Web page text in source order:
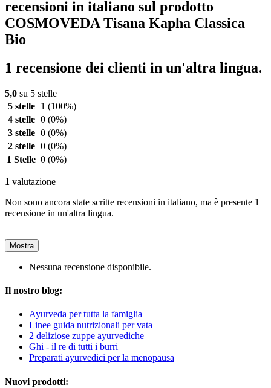
recensioni in italiano sul prodotto
COSMOVEDA Tisana Kapha Classica
Bio
1 recensione dei clienti in un'altra lingua.
5,0 su 5 stelle
5 stelle
1 (100%)
4 stelle 0 (0%)
3 stelle 0 (0%)
2 stelle 0 (0%)
1 Stelle 0 (0%)
1 valutazione
Non sono ancora state scritte recensioni in italiano, ma è presente 1
recensione in un'altra lingua.
Mostra
Nessuna recensione disponibile.
Il nostro blog:
Ayurveda per tutta la famiglia
Linee guida nutrizionali per vata
2 deliziose zuppe ayurvediche
Ghi - il re di tutti i burri
Preparati ayurvedici per la menopausa
Nuovi prodotti: